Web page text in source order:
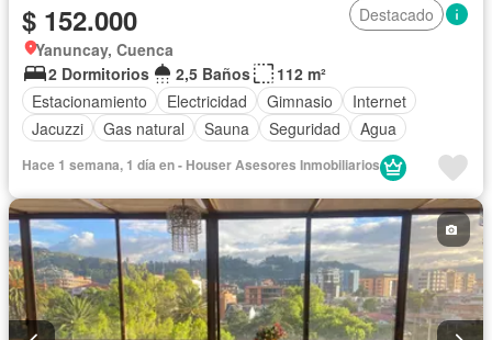
$ 152.000
Destacado
Yanuncay, Cuenca
2 Dormitorios
2,5 Baños
112 m²
Estacionamiento
Electricidad Gimnasio
Internet
Jacuzzi
Gas natural Sauna Seguridad Agua
Hace 1 semana, 1 día en - Houser Asesores Inmobiliarios